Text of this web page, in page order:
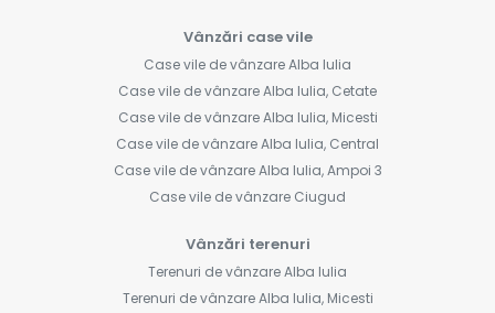
Vânzări case vile
Case vile de vânzare Alba Iulia
Case vile de vânzare Alba Iulia, Cetate
Case vile de vânzare Alba Iulia, Micesti
Case vile de vânzare Alba Iulia, Central
Case vile de vânzare Alba Iulia, Ampoi 3
Case vile de vânzare Ciugud
Vânzări terenuri
Terenuri de vânzare Alba Iulia
Terenuri de vânzare Alba Iulia, Micesti